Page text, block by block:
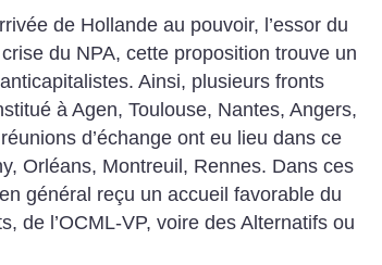
de Hollande au pouvoir, l’essor du
du NPA, cette proposition trouve un
Ainsi, plusieurs fronts
à Agen, Toulouse, Nantes, Angers,
d’échange ont eu lieu dans ce
Orléans, Montreuil, Rennes. Dans ces
général reçu un accueil favorable du
de l’OCML-VP, voire des Alternatifs ou